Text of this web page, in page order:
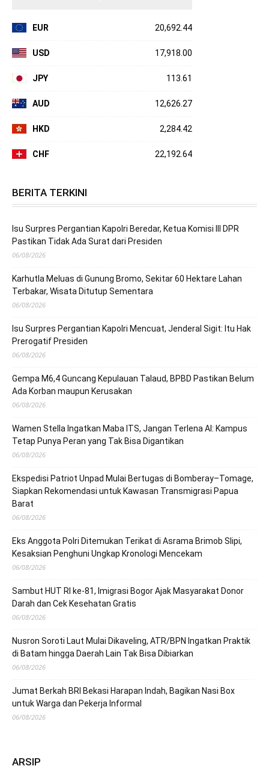
EUR 20,692.44
USD 17,918.00
JPY 113.61
AUD 12,626.27
HKD 2,284.42
CHF 22,192.64
BERITA TERKINI
Isu Surpres Pergantian Kapolri Beredar, Ketua Komisi III DPR
Pastikan Tidak Ada Surat dari Presiden
06/08/2026
Karhutla Meluas di Gunung Bromo, Sekitar 60 Hektare Lahan
Terbakar, Wisata Ditutup Sementara
06/08/2026
Isu Surpres Pergantian Kapolri Mencuat, Jenderal Sigit: Itu Hak
Prerogatif Presiden
06/08/2026
Gempa M6,4 Guncang Kepulauan Talaud, BPBD Pastikan Belum
Ada Korban maupun Kerusakan
06/08/2026
Wamen Stella Ingatkan Maba ITS, Jangan Terlena AI: Kampus
Tetap Punya Peran yang Tak Bisa Digantikan
06/08/2026
Ekspedisi Patriot Unpad Mulai Bertugas di Bomberay–Tomage,
Siapkan Rekomendasi untuk Kawasan Transmigrasi Papua
Barat
06/08/2026
Eks Anggota Polri Ditemukan Terikat di Asrama Brimob Slipi,
Kesaksian Penghuni Ungkap Kronologi Mencekam
06/08/2026
Sambut HUT RI ke-81, Imigrasi Bogor Ajak Masyarakat Donor
Darah dan Cek Kesehatan Gratis
06/08/2026
Nusron Soroti Laut Mulai Dikaveling, ATR/BPN Ingatkan Praktik
di Batam hingga Daerah Lain Tak Bisa Dibiarkan
06/08/2026
Jumat Berkah BRI Bekasi Harapan Indah, Bagikan Nasi Box
untuk Warga dan Pekerja Informal
06/08/2026
ARSIP